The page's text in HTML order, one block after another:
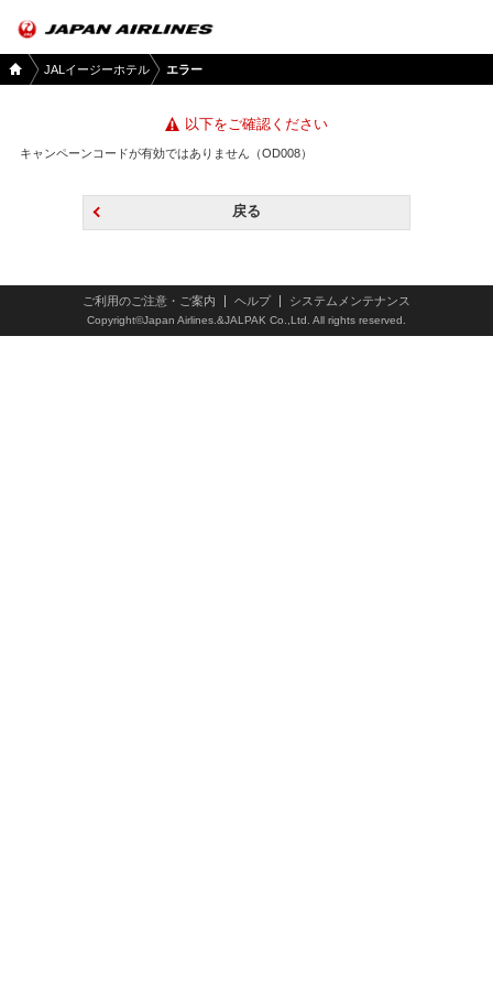
国内
ツア
JALイージーホテル エラー
以下をご確認ください
キャンペーンコードが有効ではありません（OD008）
戻る
ご利用のご注意・ご案内 ヘルプ システムメンテナンス
Copyright©Japan Airlines.&JALPAK Co.,Ltd. All rights reserved.